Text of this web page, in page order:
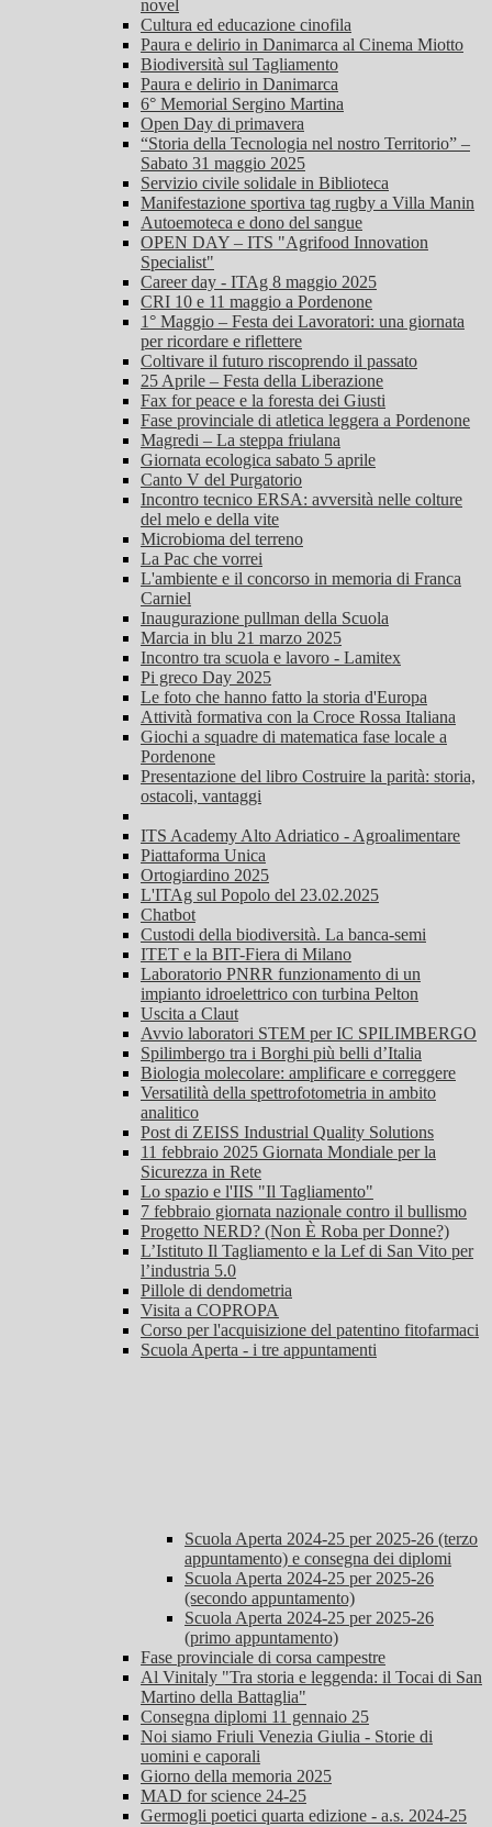
novel
Cultura ed educazione cinofila
Paura e delirio in Danimarca al Cinema Miotto
Biodiversità sul Tagliamento
Paura e delirio in Danimarca
6° Memorial Sergino Martina
Open Day di primavera
“Storia della Tecnologia nel nostro Territorio” –
Sabato 31 maggio 2025
Servizio civile solidale in Biblioteca
Manifestazione sportiva tag rugby a Villa Manin
Autoemoteca e dono del sangue
OPEN DAY – ITS "Agrifood Innovation
Specialist"
Career day - ITAg 8 maggio 2025
CRI 10 e 11 maggio a Pordenone
1° Maggio – Festa dei Lavoratori: una giornata
per ricordare e riflettere
Coltivare il futuro riscoprendo il passato
25 Aprile – Festa della Liberazione
Fax for peace e la foresta dei Giusti
Fase provinciale di atletica leggera a Pordenone
Magredi – La steppa friulana
Giornata ecologica sabato 5 aprile
Canto V del Purgatorio
Incontro tecnico ERSA: avversità nelle colture
del melo e della vite
Microbioma del terreno
La Pac che vorrei
L'ambiente e il concorso in memoria di Franca
Carniel
Inaugurazione pullman della Scuola
Marcia in blu 21 marzo 2025
Incontro tra scuola e lavoro - Lamitex
Pi greco Day 2025
Le foto che hanno fatto la storia d'Europa
Attività formativa con la Croce Rossa Italiana
Giochi a squadre di matematica fase locale a
Pordenone
Presentazione del libro Costruire la parità: storia,
ostacoli, vantaggi
ITS Academy Alto Adriatico - Agroalimentare
Piattaforma Unica
Ortogiardino 2025
L'ITAg sul Popolo del 23.02.2025
Chatbot
Custodi della biodiversità. La banca-semi
ITET e la BIT-Fiera di Milano
Laboratorio PNRR funzionamento di un
impianto idroelettrico con turbina Pelton
Uscita a Claut
Avvio laboratori STEM per IC SPILIMBERGO
Spilimbergo tra i Borghi più belli d’Italia
Biologia molecolare: amplificare e correggere
Versatilità della spettrofotometria in ambito
analitico
Post di ZEISS Industrial Quality Solutions
11 febbraio 2025 Giornata Mondiale per la
Sicurezza in Rete
Lo spazio e l'IIS "Il Tagliamento"
7 febbraio giornata nazionale contro il bullismo
Progetto NERD? (Non È Roba per Donne?)
L’Istituto Il Tagliamento e la Lef di San Vito per
l’industria 5.0
Pillole di dendometria
Visita a COPROPA
Corso per l'acquisizione del patentino fitofarmaci
Scuola Aperta - i tre appuntamenti
Scuola Aperta 2024-25 per 2025-26 (terzo
appuntamento) e consegna dei diplomi
Scuola Aperta 2024-25 per 2025-26
(secondo appuntamento)
Scuola Aperta 2024-25 per 2025-26
(primo appuntamento)
Fase provinciale di corsa campestre
Al Vinitaly "Tra storia e leggenda: il Tocai di San
Martino della Battaglia"
Consegna diplomi 11 gennaio 25
Noi siamo Friuli Venezia Giulia - Storie di
uomini e caporali
Giorno della memoria 2025
MAD for science 24-25
Germogli poetici quarta edizione - a.s. 2024-25